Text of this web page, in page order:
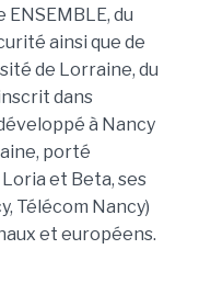
du
ainsi que de
de Lorraine, du
dans
à Nancy
porté
et Beta, ses
Télécom Nancy)
et européens.